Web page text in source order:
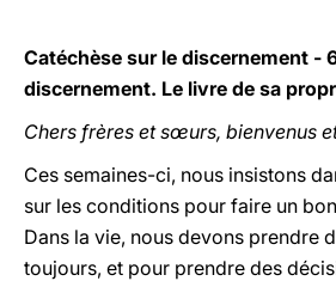
Catéchèse sur le discernement -
discernement. Le livre de sa
Chers frères et sœurs, bienvenus
Ces semaines-ci, nous insistons
sur les conditions pour faire un
Dans la vie, nous devons prendre
toujours, et pour prendre des